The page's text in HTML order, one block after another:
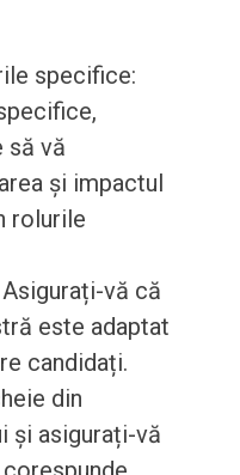
specifice:
să vă
și impactul
rolurile
vă că
este adaptat
candidați.
din
și asigurați-vă